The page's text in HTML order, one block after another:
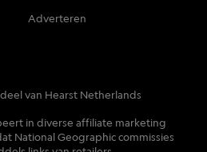
Adverteren
van Hearst Netherlands
in diverse affiliate marketing
National Geographic commissies